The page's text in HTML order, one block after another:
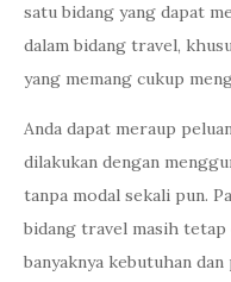
satu bidang yang dapat
dalam bidang travel,
yang memang cukup
Anda dapat meraup
dilakukan dengan
tanpa modal sekali pun.
bidang travel masih
banyaknya kebutuhan